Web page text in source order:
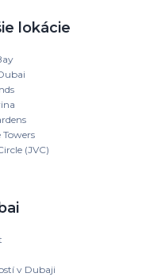
lokácie
(JVC)
v Dubaji